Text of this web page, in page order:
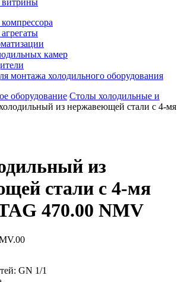
камер
монтажа холодильного оборудования
оборудование Столы холодильные и
из нержавеющей стали с 4-мя
из
стали с 4-мя
470.00 NMV
GN 1/1